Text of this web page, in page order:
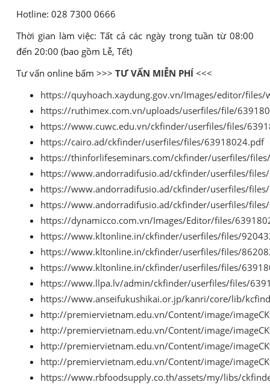
Hotline: 028 7300 0666
Thời gian làm việc: Tất cả các ngày trong tuần từ 08:00
đến 20:00 (bao gồm Lễ, Tết)
Tư vấn online bấm >>> TƯ VẤN MIỄN PHÍ <<<
https://quyhoach.xaydung.gov.vn/Images/editor/
https://ruthimex.com.vn/uploads/userfiles/file/
https://www.cuwc.edu.vn/ckfinder/userfiles/files/
https://cairo.ad/ckfinder/userfiles/files/63918024.pdf
https://thinforlifeseminars.com/ckfinder/userfiles/
https://www.andorradifusio.ad/ckfinder/userfiles/
https://www.andorradifusio.ad/ckfinder/userfiles/
https://www.andorradifusio.ad/ckfinder/userfiles/
https://dynamicco.com.vn/Images/Editor/files/
https://www.kltonline.in/ckfinder/userfiles/files/
https://www.kltonline.in/ckfinder/userfiles/files/
https://www.kltonline.in/ckfinder/userfiles/files/
https://www.llpa.lv/admin/ckfinder/userfiles/files/
https://www.anseifukushikai.or.jp/kanri/core/lib/
http://premiervietnam.edu.vn/Content/image/
http://premiervietnam.edu.vn/Content/image/
http://premiervietnam.edu.vn/Content/image/
http://premiervietnam.edu.vn/Content/image/
https://www.rbfoodsupply.co.th/assets/my/libs/